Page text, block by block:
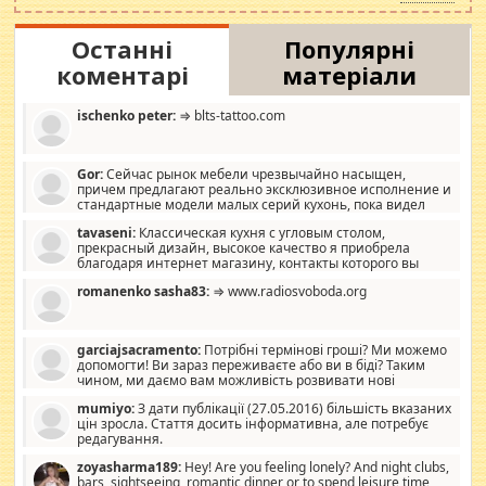
Останні
коментарі
Популярні
матеріали
ischenko peter: ⇒ blts-tattoo.com
Gor:Сейчас рынок мебели чрезвычайно насыщен,
причем предлагают реально эксклюзивное исполнение и
стандартные модели малых серий кухонь, пока видел
стандартные формы, в MebelOk, креативненько и что главное -
со вкусом все в порядке, без ненужных наворотов удорожающих
мебель, а это не последний фактор.
tavaseni: Классическая кухня с угловым столом,
прекрасный дизайн, высокое качество я приобрела
благодаря интернет магазину, контакты которого вы
romanenko sasha83: ⇒ www.radiosvoboda.org
garciajsacramento: Потрібні термінові гроші? Ми можемо
допомогти! Ви зараз переживаєте або ви в біді? Таким
чином, ми даємо вам можливість розвивати нові
допомагати людям, які намагаються дати їм шанс. Кожен
заслуговує на другий шанс, і, оскільки влада не зможе, вони
повинні приймати від інших. Для нас нема багато суми, і зрілість
витрат, а тільки узгоджених сум і нічого іншого. Не чекайте і не
mumiyo:З дати публікації (27.05.2016) більшість вказаних
цін зросла. Стаття досить інформативна, але потребує
редагування.
zoyasharma189: Hey! Are you feeling lonely? And night clubs,
bars, sightseeing, romantic dinner or to spend leisure time